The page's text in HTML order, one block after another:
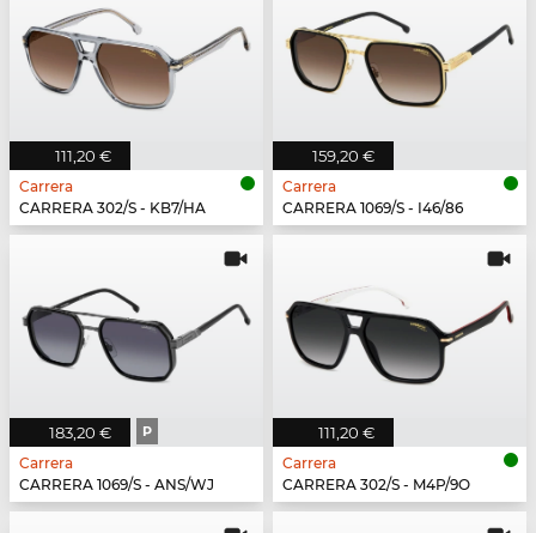
111,20 €
Carrera
CARRERA 302/S - KB7/HA
159,20 €
Carrera
CARRERA 1069/S - I46/86
183,20 € P
Carrera
CARRERA 1069/S - ANS/WJ
111,20 €
Carrera
CARRERA 302/S - M4P/9O